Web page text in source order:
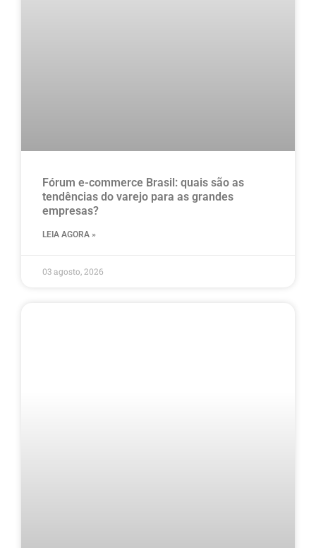
Fórum e-commerce Brasil: quais são as
tendências do varejo para as grandes
empresas?
LEIA AGORA »
03 agosto, 2026